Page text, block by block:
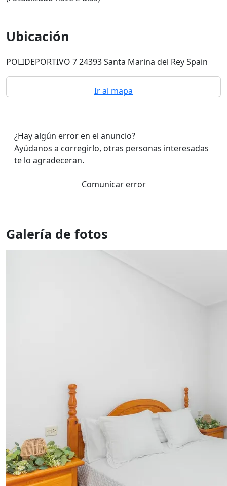
Ubicación
POLIDEPORTIVO 7 24393 Santa Marina del Rey Spain
Ir al mapa
¿Hay algún error en el anuncio?
Ayúdanos a corregirlo, otras personas interesadas
te lo agradeceran.
Comunicar error
Galería de fotos